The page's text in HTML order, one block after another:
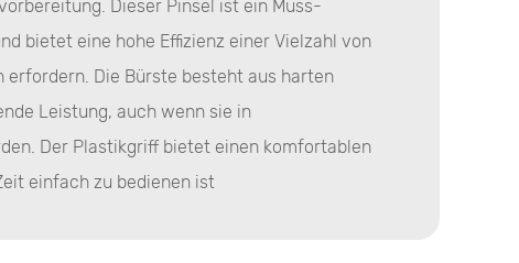
Dieser Pinsel ist ein Muss-
bietet eine hohe Effizienz einer Vielzahl von
erfordern. Die Bürste besteht aus harten
Leistung, auch wenn sie in
Der Plastikgriff bietet einen komfortablen
einfach zu bedienen ist